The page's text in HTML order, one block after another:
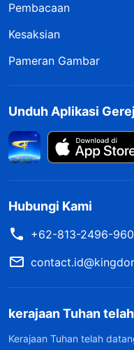
Pembacaan
Kesaksian
Pameran Gambar
Unduh Aplikasi
Hubungi Kami
+62-813-2496-
kerajaan Tuhan
Kerajaan Tuhan telah